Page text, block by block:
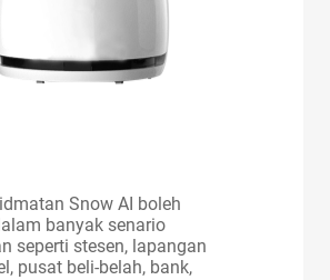
Snow AI boleh
banyak senario
seperti stesen, lapangan
pusat beli-belah, bank,